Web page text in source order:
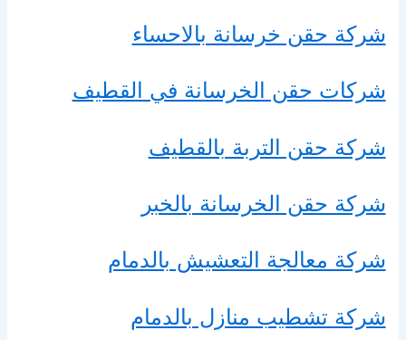
شركة حقن خرسانة بالاحساء
شركات حقن الخرسانة في القطيف
شركة حقن التربة بالقطيف
شركة حقن الخرسانة بالخبر
شركة معالجة التعشيش بالدمام
شركة تشطيب منازل بالدمام